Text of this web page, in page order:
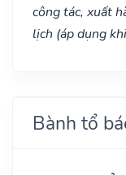
công tác, xuất
lịch (áp dụng
Bành tổ